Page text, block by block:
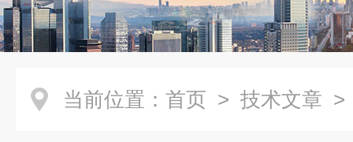
当前位置： 首页 > 技术文章 >